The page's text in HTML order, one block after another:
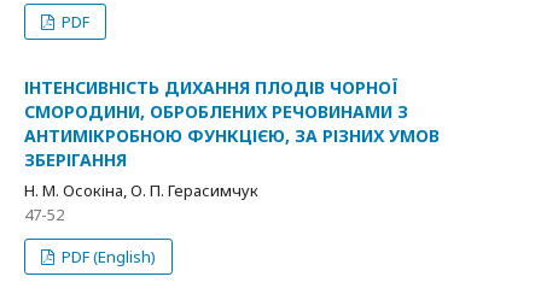
PDF
ІНТЕНСИВНІСТЬ ДИХАННЯ ПЛОДІВ ЧОРНОЇ
СМОРОДИНИ, ОБРОБЛЕНИХ РЕЧОВИНАМИ З
АНТИМІКРОБНОЮ ФУНКЦІЄЮ, ЗА РІЗНИХ УМОВ
ЗБЕРІГАННЯ
Н. М. Осокіна, О. П. Герасимчук
47-52
PDF (English)